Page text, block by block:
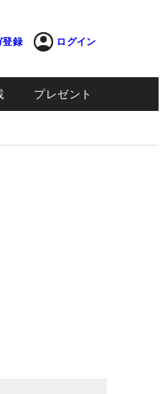
登録 ログイン
プレゼント